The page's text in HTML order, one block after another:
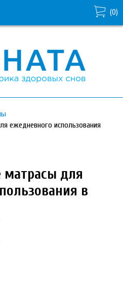
(0)
ежедневного использования
матрасы для
в